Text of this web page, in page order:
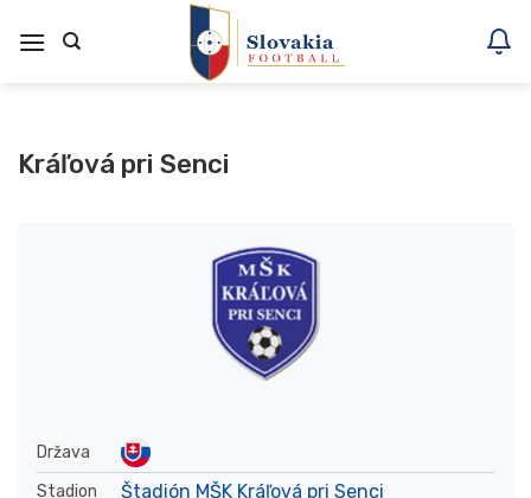
na
Kráľová pri Senci
Država
Stadion
Štadión MŠK Kráľová pri Senci